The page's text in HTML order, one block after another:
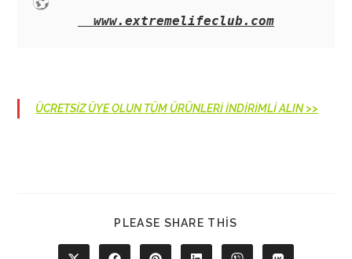
www.extremelifeclub.com
ÜCRETSİZ ÜYE OLUN TÜM ÜRÜNLERİ İNDİRİMLİ ALIN >>
PLEASE SHARE THIS
CONTENT